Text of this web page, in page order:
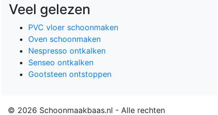
Veel gelezen
PVC vloer schoonmaken
Oven schoonmaken
Nespresso ontkalken
Senseo ontkalken
Gootsteen ontstoppen
© 2026 Schoonmaakbaas.nl - Alle rechten